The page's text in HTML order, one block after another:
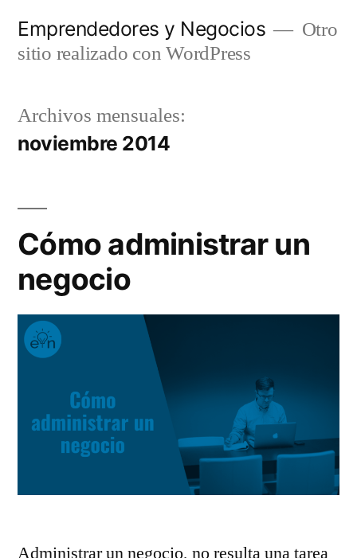
Emprendedores y Negocios
Otro
sitio realizado con WordPress
Archivos mensuales:
noviembre 2014
Cómo administrar un
negocio
Administrar un negocio, no resulta una tarea